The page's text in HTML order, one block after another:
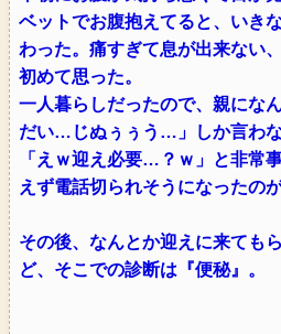
ベットでお腹抱えてると、いき
わった。痛すぎて息が出来ない
初めて思った。
一人暮らしだったので、親にな
だい…じぬぅぅう…」しか言わな
「えｗ迎え必要…？ｗ」と非常
えず電話切られそうになったの
その後、なんとか迎えに来ても
ど、そこでの診断は『便秘』。